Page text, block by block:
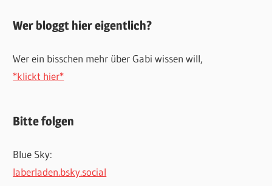
Wer bloggt hier eigentlich?
Wer ein bisschen mehr über Gabi wissen will,
*klickt hier*
Bitte folgen
Blue Sky:
laberladen.bsky.social